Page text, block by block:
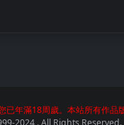
年滿18周歲。本站所有作